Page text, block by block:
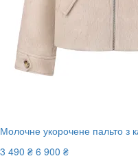
Молочне укорочене пальто з
3 490 ₴ 6 900 ₴